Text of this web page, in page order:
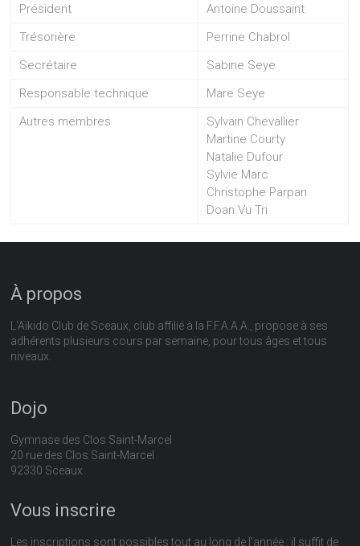
Président
Antoine Doussaint
Trésorière
Perrine Chabrol
Secrétaire
Sabine Seye
Responsable technique
Mare Seye
Autres membres
Sylvain Chevallier
Martine Courty
Natalie Dufour
Sylvie Marc
Christophe Parpan
Doan Vu Tri
À propos
L'Aïkido Club de Sceaux, club affilié à la F.F.A.A.A., propose à ses
adhérents plusieurs cours par semaine, pour tous âges et tous
niveaux.
Dojo
Gymnase des Clos Saint-Marcel
20 rue des Clos Saint-Marcel
92330 Sceaux
Vous inscrire
Les inscriptions sont possibles tout au long de l'année : il suffit de